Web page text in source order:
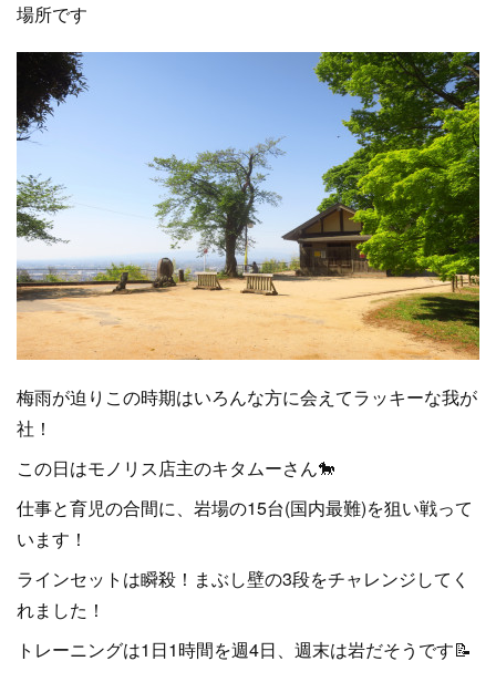
場所です
梅雨が迫りこの時期はいろんな方に会えてラッキーな我が
社！
この日はモノリス店主のキタムーさん🐎
仕事と育児の合間に、岩場の15台(国内最難)を狙い戦って
います！
ラインセットは瞬殺！まぶし壁の3段をチャレンジしてく
れました！
トレーニングは1日1時間を週4日、週末は岩だそうです📝